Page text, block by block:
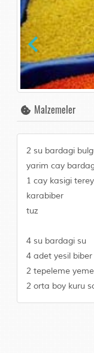
Malzemeler
2 su bardagi
yarim cay
1 cay kasigi
karabiber
tuz
4 su bardagi su
4 adet yesil biber
2 tepeleme
2 orta boy kuru